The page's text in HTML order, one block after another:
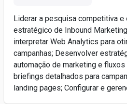
Liderar a pesquisa competitiva e
estratégico de Inbound
interpretar Web Analytics para
campanhas; Desenvolver
automação de marketing e
briefings detalhados para
landing pages; Configurar e